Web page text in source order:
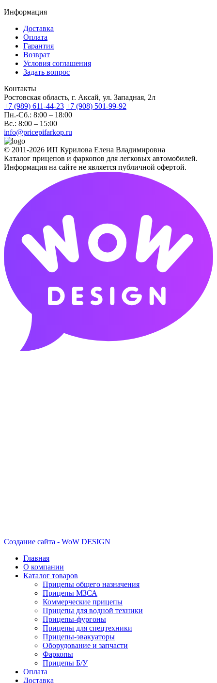
Информация
Доставка
Оплата
Гарантия
Возврат
Условия соглашения
Задать вопрос
Контакты
Ростовская область, г. Аксай, ул. Западная, 2л
+7 (989) 611-44-23 +7 (908) 501-99-92
Пн.-Сб.: 8:00 – 18:00
Вс.: 8:00 – 15:00
info@pricepifarkop.ru
© 2011-2026 ИП Курилова Елена Владимировна
Каталог прицепов и фаркопов для легковых автомобилей.
Информация на сайте не является публичной офертой.
Создание сайта - WoW DESIGN
Главная
О компании
Каталог товаров
Прицепы общего назначения
Прицепы МЗСА
Коммерческие прицепы
Прицепы для водной техники
Прицепы-фургоны
Прицепы для спецтехники
Прицепы-эвакуаторы
Оборудование и запчасти
Фаркопы
Прицепы Б/У
Оплата
Доставка